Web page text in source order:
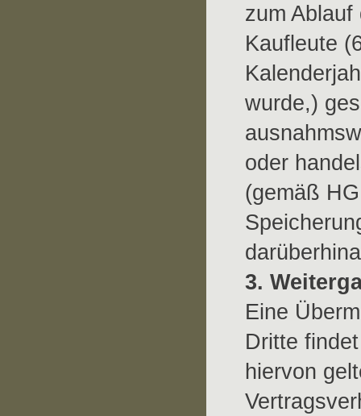
zum
Kaufleute
wurde,)
oder
(gemäß
3.
Eine
Dritte
hiervon